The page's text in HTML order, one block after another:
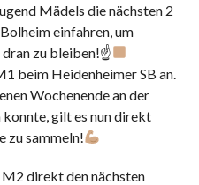
Mädels die nächsten 2
einfahren, um
dran zu bleiben!☝
beim Heidenheimer SB an.
Wochenende an der
gilt es nun direkt
zu sammeln!
M2 direkt den nächsten